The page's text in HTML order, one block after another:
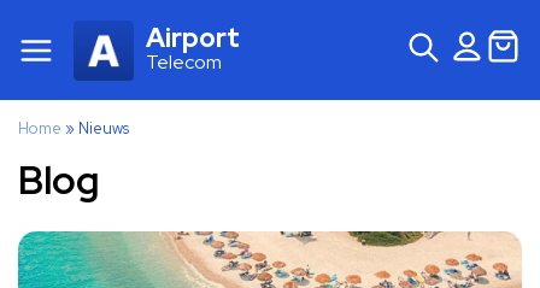
Airport
Telecom
Home » Nieuws
Blog